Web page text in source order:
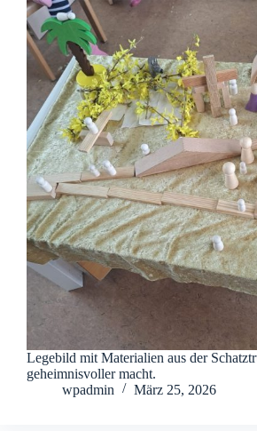
Legebild mit Materialien aus der
geheimnisvoller macht.
wpadmin
März 25, 2026